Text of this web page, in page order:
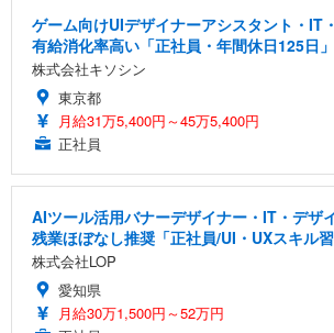
ゲーム向けUIデザイナーアシスタント・IT
有給消化率高い「正社員・年間休日125日
株式会社キソシン
東京都
月給31万5,400円～45万5,400円
正社員
AIツール活用バナーデザイナー・IT・デザ
残業ほぼなし推奨「正社員/UI・UXスキル習
株式会社LOP
愛知県
月給30万1,500円～52万円